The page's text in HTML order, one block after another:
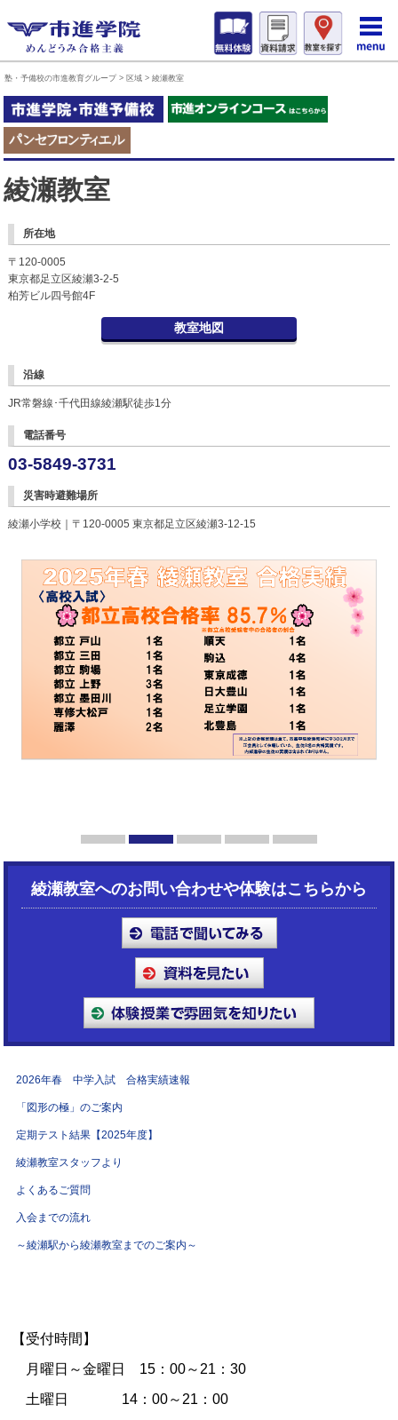
塾・予備校の市進教育グループ> 区域 > 綾瀬教室
綾瀬教室
所在地
〒120-0005
東京都足立区綾瀬3-2-5
柏芳ビル四号館4F
教室地図
沿線
JR常磐線･千代田線綾瀬駅徒歩1分
電話番号
03-5849-3731
災害時避難場所
綾瀬小学校｜〒120-0005 東京都足立区綾瀬3-12-15
1 2 3 4
綾瀬教室へのお問い合わせや体験はこちらから
2026年春 中学入試 合格実績速報
「図形の極」のご案内
定期テスト結果【2025年度】
綾瀬教室スタッフより
よくあるご質問
入会までの流れ
～綾瀬駅から綾瀬教室までのご案内～
【受付時間】
月曜日～金曜日 15：00～21：30
土曜日 14：00～21：00